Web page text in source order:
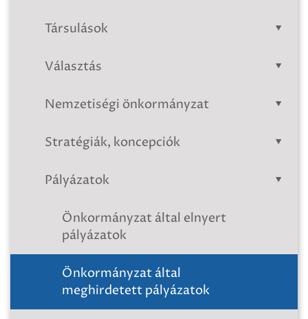
Társulások
Választás
Nemzetiségi önkormányzat
Stratégiák, koncepciók
Pályázatok
Önkormányzat által elnyert
pályázatok
Önkormányzat által
meghirdetett pályázatok